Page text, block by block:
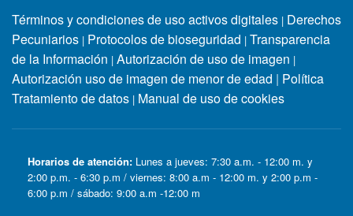
Términos y condiciones de uso activos digitales | Derechos
Pecuniarios | Protocolos de bioseguridad | Transparencia
de la Información | Autorización de uso de imagen |
Autorización uso de imagen de menor de edad | Política
Tratamiento de datos | Manual de uso de cookies
Horarios de atención: Lunes a jueves: 7:30 a.m. - 12:00 m. y
2:00 p.m. - 6:30 p.m / viernes: 8:00 a.m - 12:00 m. y 2:00 p.m -
6:00 p.m / sábado: 9:00 a.m -12:00 m